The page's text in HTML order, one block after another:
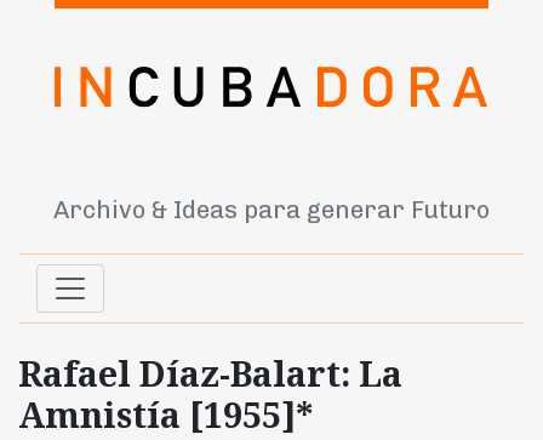
Archivo & Ideas para generar Futuro
Rafael Díaz-Balart: La
Amnistía [1955]*